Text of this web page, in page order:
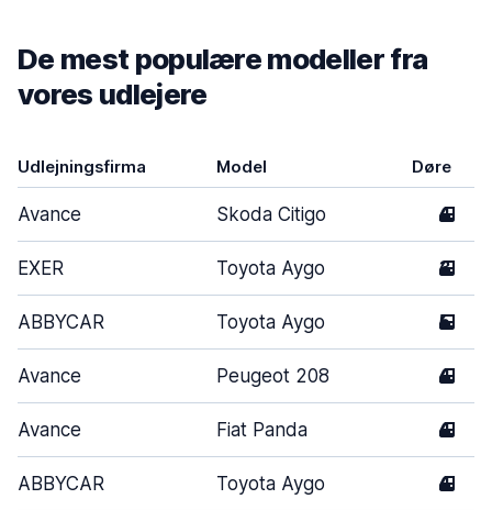
De mest populære modeller fra
vores udlejere
Udlejningsfirma Model Døre
Avance Skoda Citigo 4
EXER Toyota Aygo 3
ABBYCAR Toyota Aygo 5
Avance Peugeot 208 4
Avance Fiat Panda 4
ABBYCAR Toyota Aygo 4